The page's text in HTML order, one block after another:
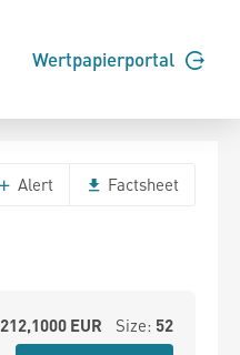
Wertpapierportal
Alert Factsheet
212,1000EUR Size: 52